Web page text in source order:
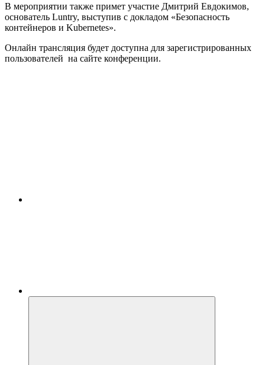
В мероприятии также примет участие Дмитрий Евдокимов,
основатель Luntry, выступив с докладом «Безопасность
контейнеров и Kubernetes».
Онлайн трансляция будет доступна для зарегистрированных
пользователей на сайте конференции.